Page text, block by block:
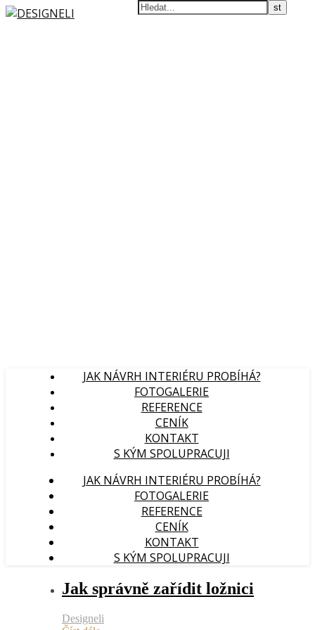
JAK NÁVRH INTERIÉRU PROBÍHÁ?
FOTOGALERIE
REFERENCE
CENÍK
KONTAKT
S KÝM SPOLUPRACUJI
JAK NÁVRH INTERIÉRU PROBÍHÁ?
FOTOGALERIE
REFERENCE
CENÍK
KONTAKT
S KÝM SPOLUPRACUJI
Jak správně zařídit ložnici
Designeli